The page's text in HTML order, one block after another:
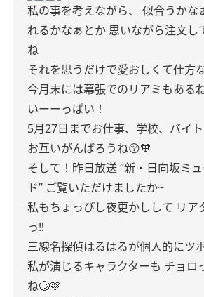
私の事を考えながら、
似合うかな
れるかなぁとか 思いながら注文し
ね
それを思うだけで愛おしくて仕方
今月末には幕張でのリアミもある
いーーっぱい！
5月27日までお仕事、学校、バイト
お互いがんばろうね😚🧡
そして！昨日放送“新・日向坂ミ
ド” ご覧いただけましたか~
私もちょっぴし夜更かしして リア
っ‼︎
三線名探偵はるはるが個人的にツ
私が演じるキャラクターも チョロ
ね🙄🩷